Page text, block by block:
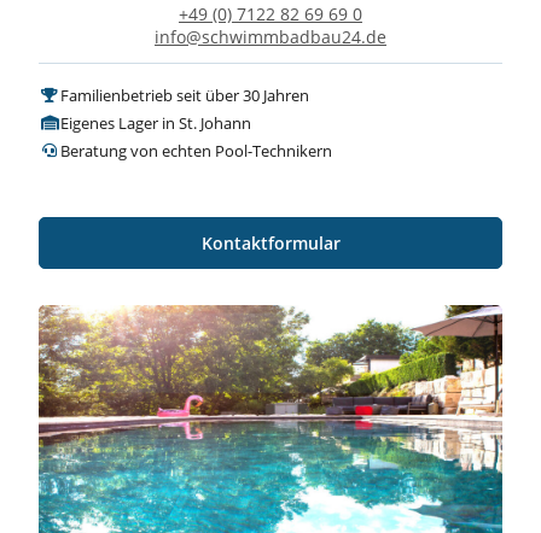
+49 (0) 7122 82 69 69 0
info@schwimmbadbau24.de
Familienbetrieb seit über 30 Jahren
Eigenes Lager in St. Johann
Beratung von echten Pool-Technikern
Kontaktformular